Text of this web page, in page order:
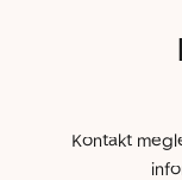
Kontakt